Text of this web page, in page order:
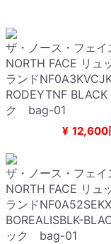
ザ・ノース・フェイ
NORTH FACE リ
ランド
RODEYTNF BLACK
ク bag-01
¥ 12,600
ザ・ノース・フェイ
NORTH FACE リ
ランド
BOREALISBLK-
ック bag-01